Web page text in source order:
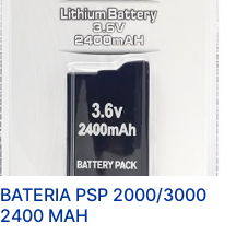
BATERIA PSP 2000/3000
2400 MAH